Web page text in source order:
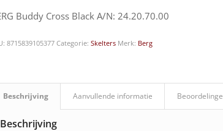
Buddy Cross Black A/N: 24.20.70.00
8715839105377 Categorie:Skelters Merk: Berg
Beschrijving Aanvullende informatie
Beschrijving